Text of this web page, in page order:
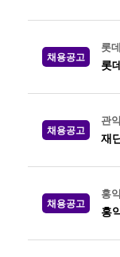
채용공고
롯
롯
채용공고
관
재
채용공고
홍
홍